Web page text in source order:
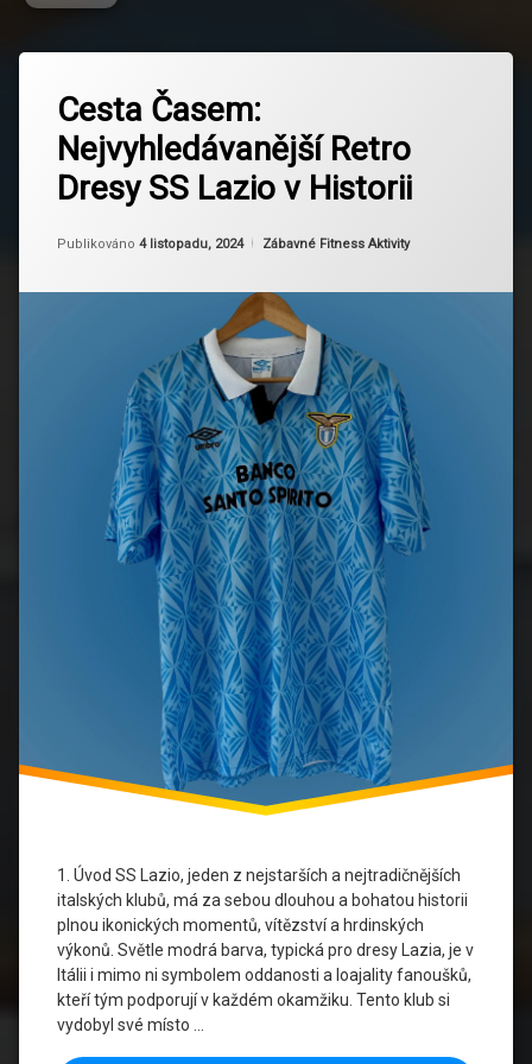
Cesta Časem:
Nejvyhledávanější Retro
Dresy SS Lazio v Historii
Publikováno 4 listopadu, 2024
Aktualizováno 4 listopadu, 2024
Od Ruby
Kategorie:
Zábavné Fitness Aktivity
1. Úvod SS Lazio, jeden z nejstarších a nejtradičnějších
italských klubů, má za sebou dlouhou a bohatou historii
plnou ikonických momentů, vítězství a hrdinských
výkonů. Světle modrá barva, typická pro dresy Lazia, je v
Itálii i mimo ni symbolem oddanosti a loajality fanoušků,
kteří tým podporují v každém okamžiku. Tento klub si
vydobyl své místo …
Dresy
Lazio
Fotbalová
Zlatá
Éra
komentář
na
Cesta
Časem:
Nejvyhledávanější
Retro
SS
v